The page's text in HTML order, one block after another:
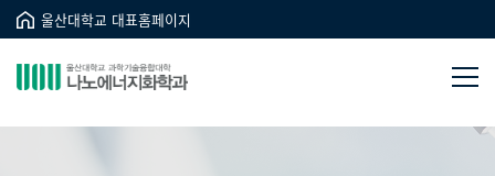
울산대학교 대표홈페이지